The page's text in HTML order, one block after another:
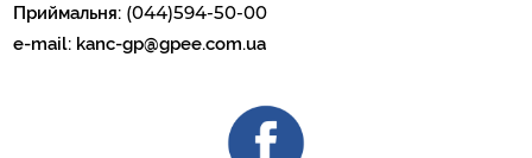
Приймальня: (044)594-50-00
e-mail: kanc-gp@gpee.com.ua